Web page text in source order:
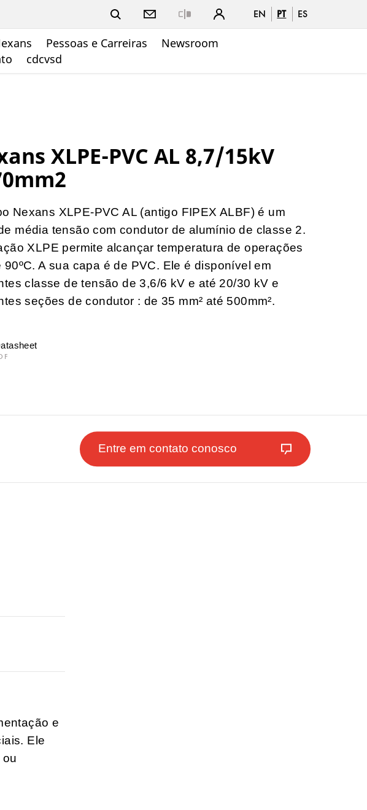
EN PT ES
Pessoas e Carreiras
Newsroom
cdcvsd
XLPE-PVC AL 8,7/15kV
Nexans XLPE-PVC AL (antigo FIPEX ALBF) é um
média tensão com condutor de alumínio de classe 2.
XLPE permite alcançar temperatura de operações
90ºC. A sua capa é de PVC. Ele é disponível em
classe de tensão de 3,6/6 kV e até 20/30 kV e
seções de condutor : de 35 mm² até 500mm².
Entre em contato conosco
e
Ele